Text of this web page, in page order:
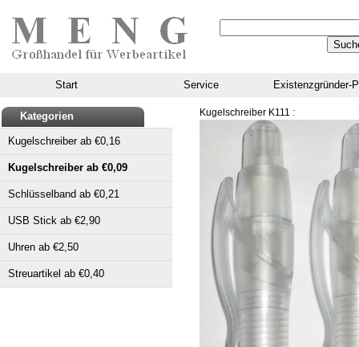
Start Service Existenzgründer-
Kategorien
Kugelschreiber ab €0,16
Kugelschreiber ab €0,09
Schlüsselband ab €0,21
USB Stick ab €2,90
Uhren ab €2,50
Streuartikel ab €0,40
Kugelschreiber K111 :